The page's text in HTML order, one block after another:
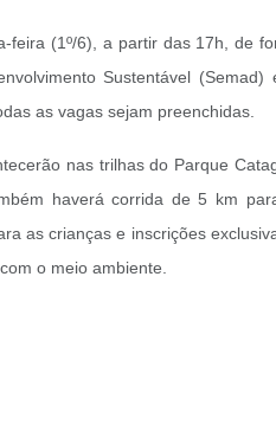
(1º/6), a partir das 17h, de
Sustentável
as vagas sejam preenchidas.
nas trilhas do Parque
haverá corrida de 5 km
as crianças e inscrições
o meio ambiente.